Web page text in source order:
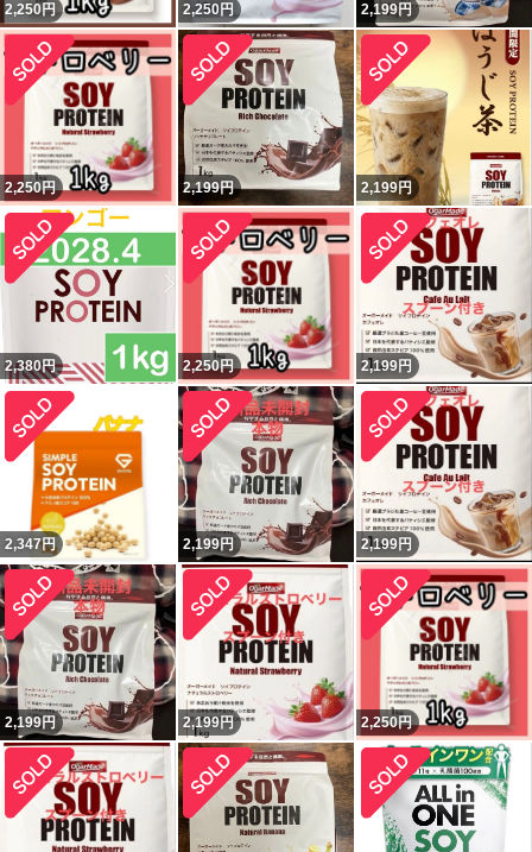
2,250円 2,250 円 2,199円
2,250円 2,199円 2,199円
2,380円 2,250円 2,199円
2,347円 2,199円 2,199円
2,199円 2,199円 2,250円